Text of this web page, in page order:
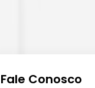
Fale Conosco